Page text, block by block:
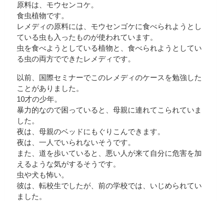
原料は、モウセンコケ。
食虫植物です。
レメディの原料には、モウセンゴケに食べられようとし
ている虫も入ったものが使われています。
虫を食べようとしている植物と、食べられようとしてい
る虫の両方でできたレメディです。
以前、国際セミナーでこのレメディのケースを勉強した
ことがありました。
10才の少年。
暴力的なので困っていると、母親に連れてこられていま
した。
夜は、母親のベッドにもぐりこんできます。
夜は、一人でいられないそうです。
また、道を歩いていると、悪い人が来て自分に危害を加
えるような気がするそうです。
虫や犬も怖い。
彼は、転校生でしたが、前の学校では、いじめられてい
ました。